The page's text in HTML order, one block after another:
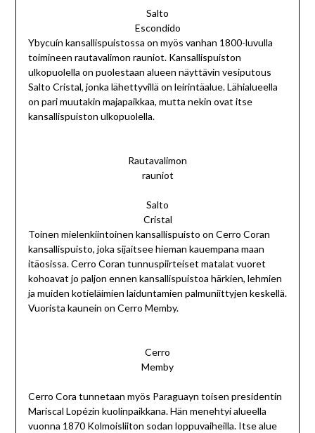
Salto
Escondido
Ybycuín kansallispuistossa on myös vanhan 1800-luvulla
toimineen rautavalimon rauniot. Kansallispuiston
ulkopuolella on puolestaan alueen näyttävin vesiputous
Salto Cristal, jonka lähettyvillä on leirintäalue. Lähialueella
on pari muutakin majapaikkaa, mutta nekin ovat itse
kansallispuiston ulkopuolella.
Rautavalimon
rauniot
Salto
Cristal
Toinen mielenkiintoinen kansallispuisto on Cerro Coran
kansallispuisto, joka sijaitsee hieman kauempana maan
itäosissa. Cerro Coran tunnuspiirteiset matalat vuoret
kohoavat jo paljon ennen kansallispuistoa härkien, lehmien
ja muiden kotieläimien laiduntamien palmuniittyjen keskellä.
Vuorista kaunein on Cerro Memby.
Cerro
Memby
Cerro Cora tunnetaan myös Paraguayn toisen presidentin
Mariscal Lopézin kuolinpaikkana. Hän menehtyi alueella
vuonna 1870 Kolmoisliiton sodan loppuvaiheilla. Itse alue